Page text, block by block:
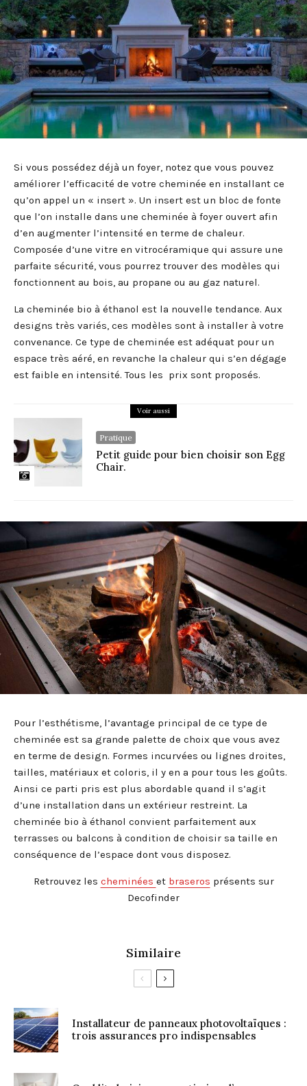
Si vous possédez déjà un foyer, notez que vous pouvez
améliorer l’efficacité de votre cheminée en installant ce
qu’on appel un « insert ». Un insert est un bloc de fonte
que l’on installe dans une cheminée à foyer ouvert afin
d’en augmenter l’intensité en terme de chaleur.
Composée d’une vitre en vitrocéramique qui assure une
parfaite sécurité, vous pourrez trouver des modèles qui
fonctionnent au bois, au propane ou au gaz naturel.
La cheminée bio à éthanol est la nouvelle tendance. Aux
designs très variés, ces modèles sont à installer à votre
convenance. Ce type de cheminée est adéquat pour un
espace très aéré, en revanche la chaleur qui s’en dégage
est faible en intensité. Tous les prix sont proposés.
Voir aussi
Pratique
Petit guide pour bien choisir son Egg
Chair.
Pour l’esthétisme, l’avantage principal de ce type de
cheminée est sa grande palette de choix que vous avez
en terme de design. Formes incurvées ou lignes droites,
tailles, matériaux et coloris, il y en a pour tous les goûts.
Ainsi ce parti pris est plus abordable quand il s’agit
d’une installation dans un extérieur restreint. La
cheminée bio à éthanol convient parfaitement aux
terrasses ou balcons à condition de choisir sa taille en
conséquence de l’espace dont vous disposez.
Retrouvez les cheminées et braseros présents sur
Decofinder
Similaire
Installateur de panneaux photovoltaïques :
trois assurances pro indispensables